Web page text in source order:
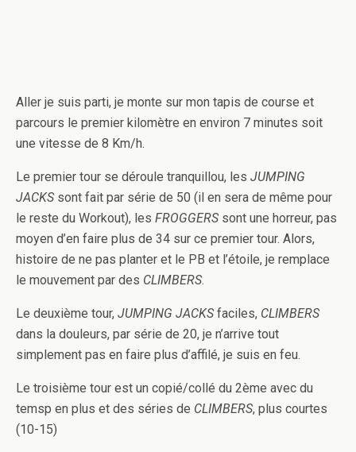
Aller je suis parti, je monte sur mon tapis de course et
parcours le premier kilomètre en environ 7 minutes soit
une vitesse de 8 Km/h.
Le premier tour se déroule tranquillou, les JUMPING
JACKS sont fait par série de 50 (il en sera de même pour
le reste du Workout), les FROGGERS sont une horreur, pas
moyen d’en faire plus de 34 sur ce premier tour. Alors,
histoire de ne pas planter et le PB et l’étoile, je remplace
le mouvement par des CLIMBERS.
Le deuxième tour, JUMPING JACKS faciles, CLIMBERS
dans la douleurs, par série de 20, je n’arrive tout
simplement pas en faire plus d’affilé, je suis en feu.
Le troisième tour est un copié/collé du 2ème avec du
temsp en plus et des séries de CLIMBERS, plus courtes
(10-15)